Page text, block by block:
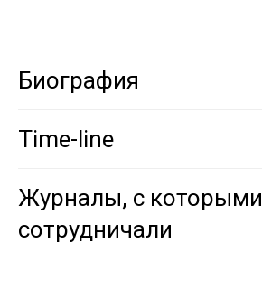
Биография
Time-line
Журналы, с которыми
сотрудничали